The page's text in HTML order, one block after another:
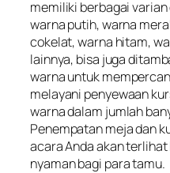
memiliki berbagai
warna putih, warna
cokelat, warna hitam,
lainnya, bisa juga
warna untuk
melayani penyewaan
warna dalam jumlah
Penempatan meja dan
acara Anda akan
nyaman bagi para tamu.